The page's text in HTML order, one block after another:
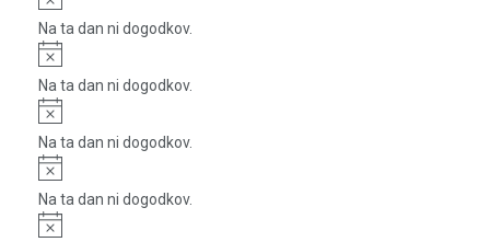
Na ta dan ni dogodkov.
Notice
Na ta dan ni dogodkov.
Notice
Na ta dan ni dogodkov.
Notice
Na ta dan ni dogodkov.
Notice